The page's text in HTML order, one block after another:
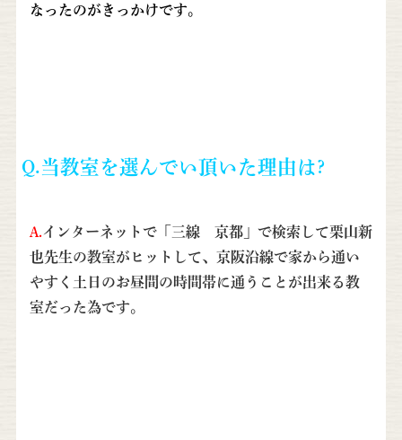
なったのがきっかけです。
Q.当教室を選んでい頂いた理由は?
A.インターネットで「三線 京都」で検索して栗山新
也先生の教室がヒットして、京阪沿線で家から通い
やすく土日のお昼間の時間帯に通うことが出来る教
室だった為です。